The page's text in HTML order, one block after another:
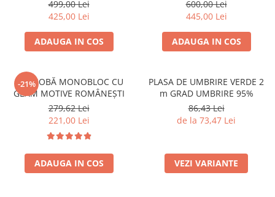
Baterii și accesorii
PRODUSE PENTRU GRĂDINARIT
Unelte electrice
Unelte pentru grădinărit
SOBE ȘI ȘEMINEE
STICLĂ TERMOREZISTENTĂ
TRUSE SI ACCESORII PROFESIONALE
DE CURATARE HORN
499,00 Lei
425,00 Lei
ADAUGA IN COS
600,00 Lei
445,00 Lei
ADAUGA IN COS
-21%
UȘĂ SOBĂ MONOBLOC CU
GEAM MOTIVE ROMÂNEȘTI
279,62 Lei
221,00 Lei
ADAUGA IN COS
PLASA DE UMBRIRE VERDE 2
m GRAD UMBRIRE 95%
86,43 Lei
de la 73,47 Lei
VEZI VARIANTE